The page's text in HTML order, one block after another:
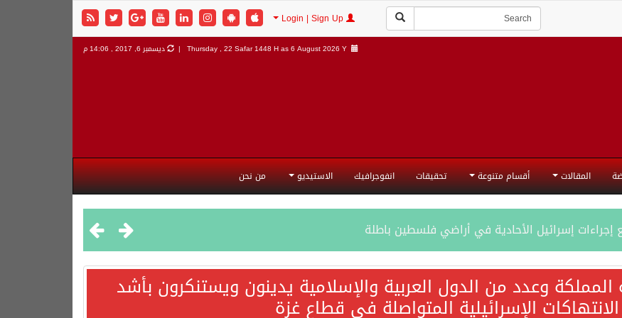
Thursday , 22 Safar 1448 H as6 August 2026 Y | ديسمبر 6, 2017 , 14:06 م
المقالات أقسام متنوعة تحقيقات انفوجرافيك الاستيديو من نحن
إجراءات إسرائيل الأحادية في أراضي فلسطين باطلة
وعدد من الدول العربية والإسلامية يدينون ويستنكرون بأشد
الانتهاكات الإسرائيلية المتواصلة في قطاع غزة